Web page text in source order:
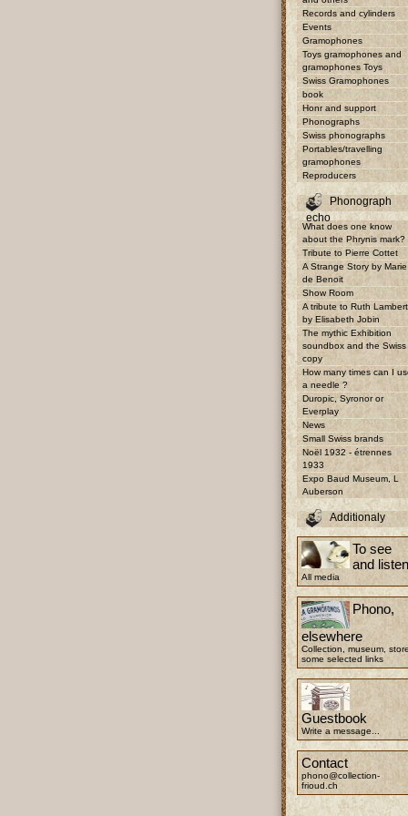
Records and cylinders
Events
Gramophones
Toys gramophones and
gramophones Toys
Swiss Gramophones
book
Honr and support
Phonographs
Swiss phonographs
Portables/travelling
gramophones
Reproducers
Phonograph
echo
What does one know
about the Phrynis mark?
Tribute to Pierre Cottet
A Strange Story by Marie
de Benoit
Show Room
A tribute to Ruth Lambert
by Elisabeth Jobin
The mythic Exhibition
soundbox and the Swiss
copy
How many times can I
a needle ?
Duropic, Syronor or
Everplay
News
Small Swiss brands
Noël 1932 - étrennes
1933
Expo Baud Museum, L
Auberson
Additionaly
To see
and listen
All media
Phono,
elsewhere
Collection, museum,
some selected links
Guestbook
Write a message...
Contact
phono@collection-
frioud.ch